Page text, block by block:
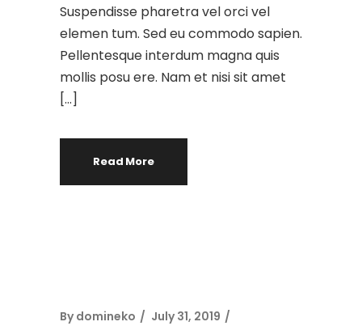
Suspendisse pharetra vel orci vel
elemen tum. Sed eu commodo sapien.
Pellentesque interdum magna quis
mollis posu ere. Nam et nisi sit amet
[…]
Read More
By domineko July 31, 2019